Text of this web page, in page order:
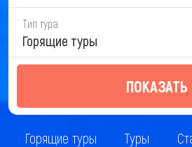
Тип тура
Горящие туры
ПОКАЗАТЬ
Горящие туры Туры